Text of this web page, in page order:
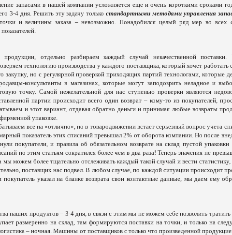
запасами в нашей компании усложняется ещеи очень короткими сроками
3-4 дня. Решить эту задачу толькостандартными методами управления
и величины заказа – невозможно. Понадобился целый ряд мер во всех
отдельно разбираемкаждый случай некачественной
технологию производства у каждого поставщика, который хочет работать
закупку, но с регулярной проверкой приходящих партий технологами, которые
консультанты в магазинах, которые могут заподозрить неладное и
точку. Самой нежелательной для нас ступенью проверки являются
партии происходит всего один возврат – кому-то из покупателей,
и этот вариант, отдавая обратно деньги и принимая любые возвраты
упаковке.
всена «отлично», но в товародвижении встает серьезный вопрос учета
показатель этих списаний превышал 2% от оборота компании. Но после
покупатели, и правила об обязательном возврате на склад пустой упаковки
по этим статьям сократился более чем в два раза! Теперь значения не
мы можем более тщательно отслеживать каждый такой случай и вести
поставщик нас подвел. В любом случае, по каждой ситуации происходит
покупатель указал на бланке возврата свои контактные данные, мы даем ему
наших продуктов – 3-4 дня, в связи с этим мы не можем себе позволить тратить
размеренно на склад, там формируются поставки на точки, и только на
– ночная. Машины от поставщиков с только что произведенной